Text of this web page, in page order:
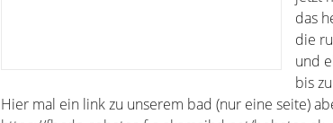
das
die
und
bis
Hier mal ein link zu unserem bad (nur eine seite)